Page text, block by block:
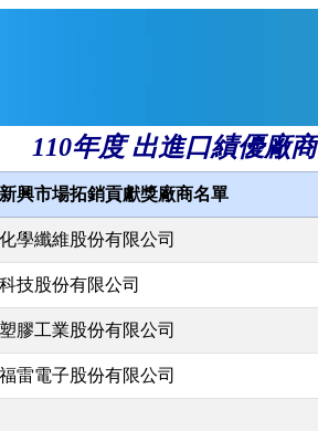
110年度 出進口績優廠商
興市場拓銷貢獻獎廠商名單
學纖維股份有限公司
技股份有限公司
膠工業股份有限公司
雷電子股份有限公司